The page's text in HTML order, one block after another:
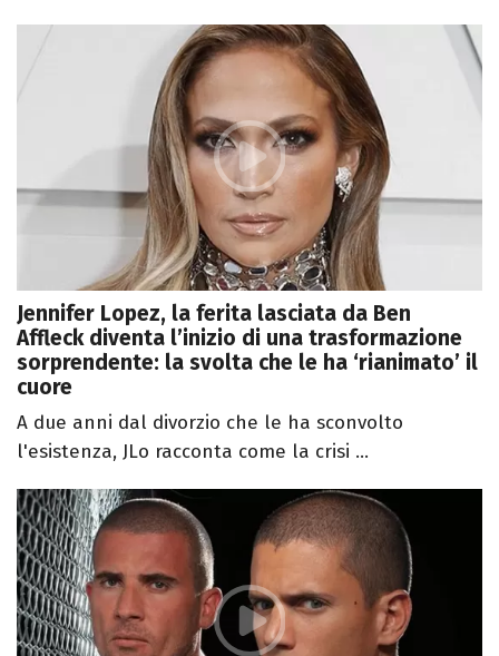
Jennifer Lopez, la ferita lasciata da Ben
Affleck diventa l’inizio di una trasformazione
sorprendente: la svolta che le ha ‘rianimato’ il
cuore
A due anni dal divorzio che le ha sconvolto
l'esistenza, JLo racconta come la crisi ...